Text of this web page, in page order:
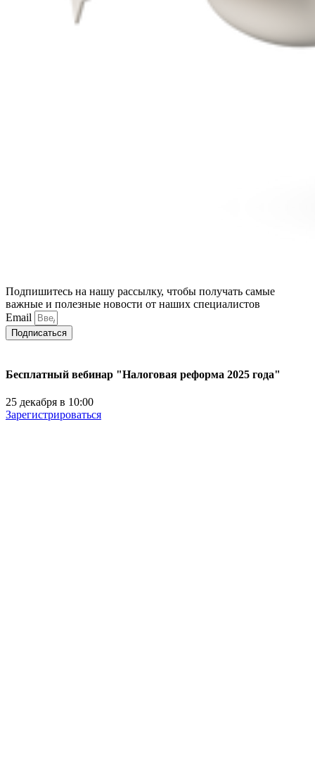
Подпишитесь на нашу рассылку, чтобы получать самые
важные и полезные новости от наших специалистов
Email
Подписаться
Бесплатный вебинар "Налоговая реформа 2025 года"
25 декабря в 10:00
Зарегистрироваться